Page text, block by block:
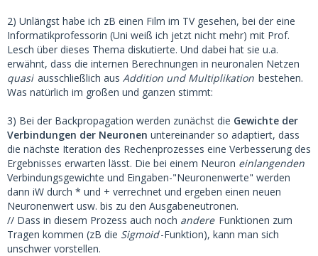
2) Unlängst habe ich zB einen Film im TV gesehen, bei der eine
Informatikprofessorin (Uni weiß ich jetzt nicht mehr) mit Prof.
Lesch über dieses Thema diskutierte. Und dabei hat sie u.a.
erwähnt, dass die internen Berechnungen in neuronalen Netzen
quasi ausschließlich aus Addition und Multiplikation bestehen.
Was natürlich im großen und ganzen stimmt:
3) Bei der Backpropagation werden zunächst die Gewichte der
Verbindungen der Neuronen untereinander so adaptiert, dass
die nächste Iteration des Rechenprozesses eine Verbesserung des
Ergebnisses erwarten lässt. Die bei einem Neuron einlangenden
Verbindungsgewichte und Eingaben-"Neuronenwerte" werden
dann iW durch * und + verrechnet und ergeben einen neuen
Neuronenwert usw. bis zu den Ausgabeneutronen.
// Dass in diesem Prozess auch noch andere Funktionen zum
Tragen kommen (zB die Sigmoid-Funktion), kann man sich
unschwer vorstellen.